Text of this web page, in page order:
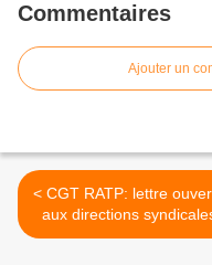
Commentaires
Ajouter un
< CGT RATP: lettre ouverte
aux directions